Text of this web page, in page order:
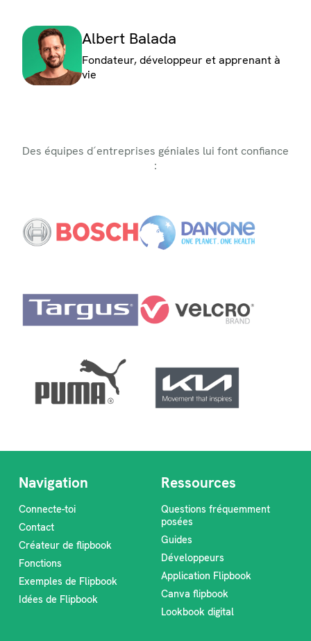
Albert Balada
Fondateur, développeur et apprenant à
vie
Des équipes d´entreprises géniales lui font confiance
:
Navigation
Connecte-toi
Contact
Créateur de flipbook
Fonctions
Exemples de Flipbook
Idées de Flipbook
Ressources
Questions fréquemment
posées
Guides
Développeurs
Application Flipbook
Canva flipbook
Lookbook digital